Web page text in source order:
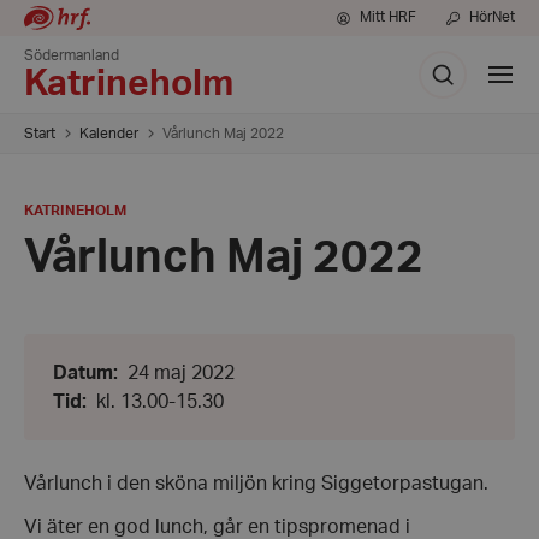
Mitt HRF HörNet
Södermanland
Katrineholm
Sök
Visa
meny
Start Kalender Vårlunch Maj 2022
PLATS:
KATRINEHOLM
Vårlunch Maj 2022
Datum:
Datum:
24
maj
24 maj 2022
Tid :
Från:
Till:
kl. 13.00-15.30
Vårlunch i den sköna miljön kring Siggetorpastugan.
Vi äter en god lunch, går en tipspromenad i